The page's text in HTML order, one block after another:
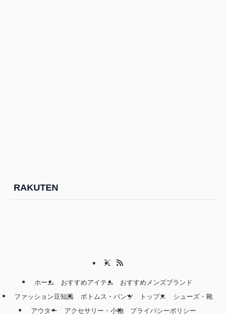
RAKUTEN
ホーム おすすめアイテム
おすすめメンズブランド
ファッション豆知識
ボトムス・パンツ トップス
シューズ・靴
アウター
アクセサリー・小物 プライバシーポリシー